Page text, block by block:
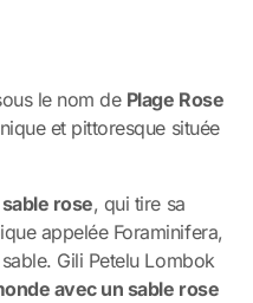
le nom de Plage Rose
et pittoresque située
rose, qui tire sa
appelée Foraminifera,
Gili Petelu Lombok
avec un sable rose